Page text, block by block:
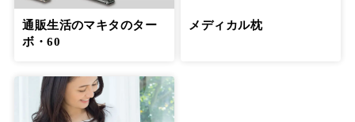
通販生活のマキタのター
ボ・60
メディカル枕